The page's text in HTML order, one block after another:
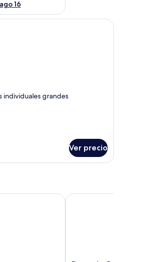
16
de aire acondicionado y luces fijadas a la
Habitación de hotel con dos camas, un
individuales grandes
Ver precio
Pousada Central de